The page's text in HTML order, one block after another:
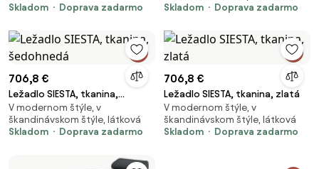
Skladom
Doprava zadarmo
Skladom
Doprava zadarmo
706,8 €
Ležadlo SIESTA, tkanina,
šedohnedá
V modernom štýle, v
škandinávskom štýle, látková
Skladom
Doprava zadarmo
706,8 €
Ležadlo SIESTA, tkanina, zlatá
V modernom štýle, v
škandinávskom štýle, látková
Skladom
Doprava zadarmo